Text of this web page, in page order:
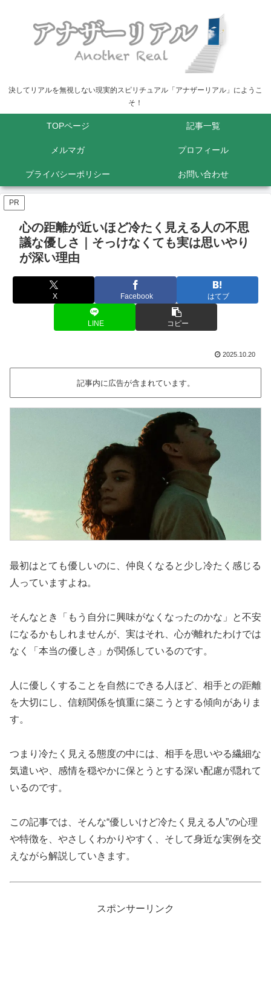
決してリアルを無視しない現実的スピリチュアル「アナザーリアル」にようこ
そ！
TOPページ 記事一覧
メルマガ プロフィール
プライバシーポリシー お問い合わせ
PR
心の距離が近いほど冷たく見える人の不思
議な優しさ｜そっけなくても実は思いやり
が深い理由
X Facebook はてブ
LINE コピー
2025.10.20
記事内に広告が含まれています。
最初はとても優しいのに、仲良くなると少し冷たく感じる
人っていますよね。
そんなとき「もう自分に興味がなくなったのかな」と不安
になるかもしれませんが、実はそれ、心が離れたわけでは
なく「本当の優しさ」が関係しているのです。
人に優しくすることを自然にできる人ほど、相手との距離
を大切にし、信頼関係を慎重に築こうとする傾向がありま
す。
つまり冷たく見える態度の中には、相手を思いやる繊細な
気遣いや、感情を穏やかに保とうとする深い配慮が隠れて
いるのです。
この記事では、そんな“優しいけど冷たく見える人”の心理
や特徴を、やさしくわかりやすく、そして身近な実例を交
えながら解説していきます。
スポンサーリンク